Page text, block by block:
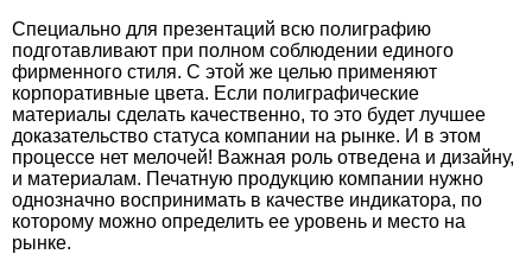
Специально для презентаций всю полиграфию
подготавливают при полном соблюдении единого
фирменного стиля. С этой же целью применяют
корпоративные цвета. Если полиграфические
материалы сделать качественно, то это будет лучшее
доказательство статуса компании на рынке. И в этом
процессе нет мелочей! Важная роль отведена и дизайну,
и материалам. Печатную продукцию компании нужно
однозначно воспринимать в качестве индикатора, по
которому можно определить ее уровень и место на
рынке.